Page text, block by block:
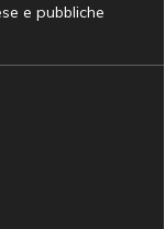
e pubbliche